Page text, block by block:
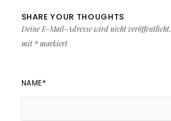
SHARE YOUR THOUGHTS
Deine E-Mail-Adresse wird nicht veröffentlicht.
mit *markiert
NAME*